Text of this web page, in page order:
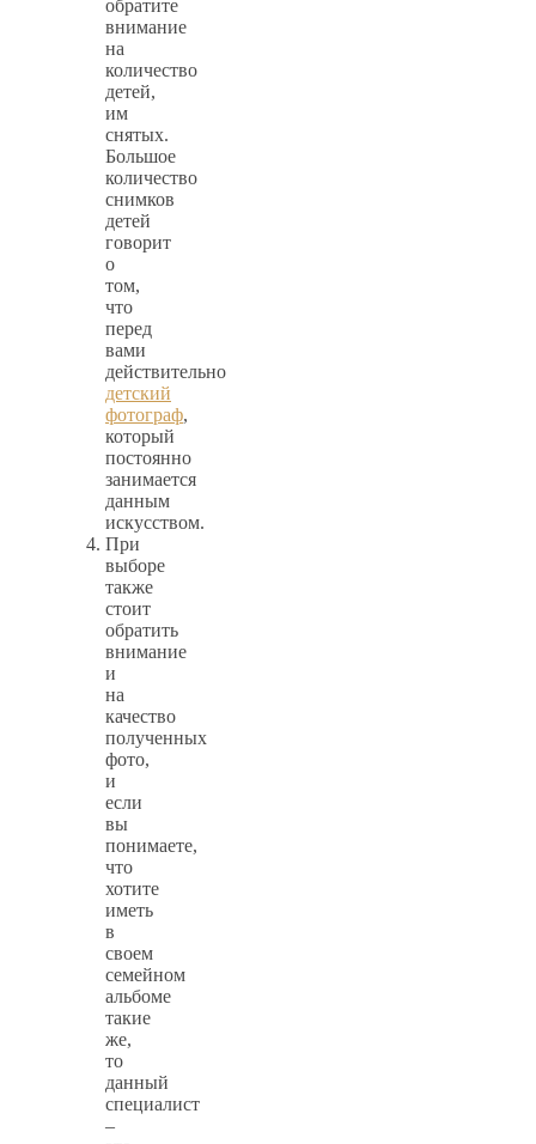
обратите
внимание
на
количество
детей,
им
снятых.
Большое
количество
снимков
детей
говорит
о
том,
что
перед
вами
действительно
детский
фотограф,
который
постоянно
занимается
данным
искусством.
При
выборе
также
стоит
обратить
внимание
и
на
качество
полученных
фото,
и
если
вы
понимаете,
что
хотите
иметь
в
своем
семейном
альбоме
такие
же,
то
данный
специалист
–